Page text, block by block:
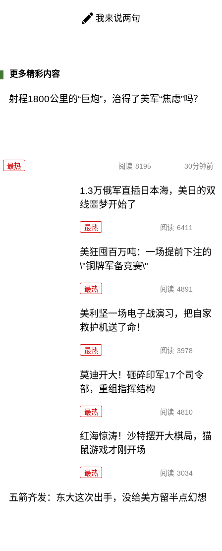
我来说两句
更多精彩内容
射程1800公里的“巨炮”，治得了美军“焦虑”吗？
最热 阅读 8195 30分钟前
1.3万俄军直插日本海，美日的双
线噩梦开始了
最热 阅读 6411
美狂囤百万吨：一场提前下注的
\"铜牌军备竞赛\"
最热 阅读 4891
美利坚一场电子战演习，把自家
救护机送了命！
最热 阅读 3978
莫迪开大！砸碎印军17个司令
部，重组指挥结构
最热 阅读 4810
红海惊涛！沙特摆开大棋局，猫
鼠游戏才刚开场
最热 阅读 3034
五箭齐发：东大这次出手，没给美方留半点幻想